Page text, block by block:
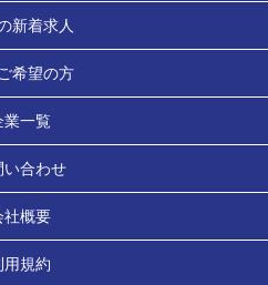
新着求人
希望の方
業一覧
い合わせ
社概要
用規約